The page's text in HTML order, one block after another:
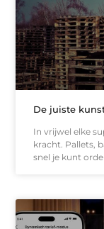
De juiste
In vrijwel elke
kracht. Pallets,
snel je kunt